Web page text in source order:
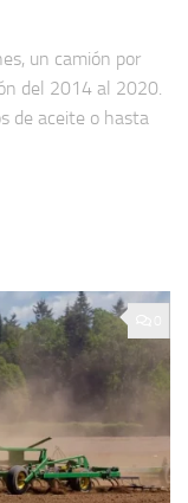
un camión por
del 2014 al 2020.
de aceite o hasta